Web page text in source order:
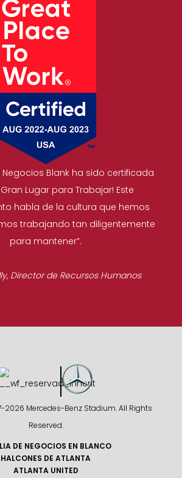
Negocios Blank ha sido certificada
Lugar para Trabajar! Este
habla de la cultura que hemos
trabajando tan diligentemente
para mantener”.
Director de Recursos Humanos
2026 Mercedes-Benz Stadium. All Rights
Reserved.
DE NEGOCIOS EN BLANCO
HALCONES DE ATLANTA
ATLANTA UNITED